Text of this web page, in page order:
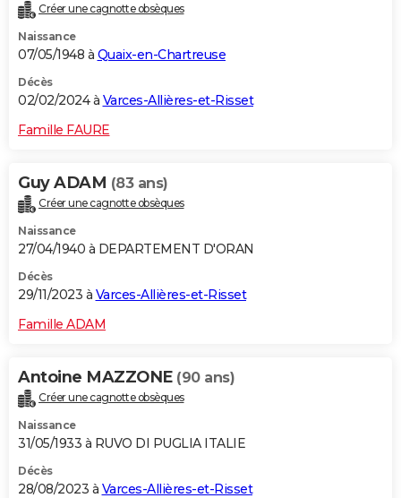
Créer une cagnotte obsèques
Naissance
07/05/1948 à Quaix-en-Chartreuse
Décès
02/02/2024 à Varces-Allières-et-Risset
Famille FAURE
Guy ADAM (83 ans)
Créer une cagnotte obsèques
Naissance
27/04/1940 à DEPARTEMENT D'ORAN
Décès
29/11/2023 à Varces-Allières-et-Risset
Famille ADAM
Antoine MAZZONE (90 ans)
Créer une cagnotte obsèques
Naissance
31/05/1933 à RUVO DI PUGLIA ITALIE
Décès
28/08/2023 à Varces-Allières-et-Risset